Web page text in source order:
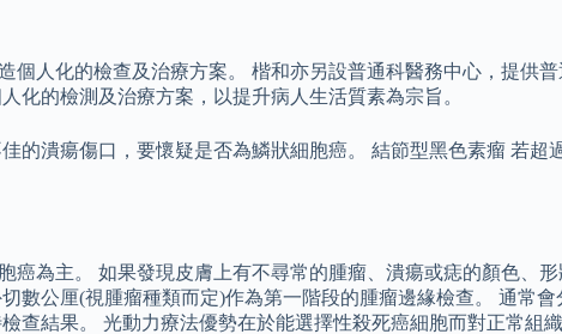
人化的檢查及治療方案。 楷和亦另設普通科醫務中心，提供普
化的檢測及治療方案，以提升病人生活質素為宗旨。
潰瘍傷口，要懷疑是否為鱗狀細胞癌。 結節型黑色素瘤 若超
為主。 如果發現皮膚上有不尋常的腫瘤、潰瘍或痣的顏色、
公厘(視腫瘤種類而定)作為第一階段的腫瘤邊緣檢查。 通常會
結果。 光動力療法優勢在於能選擇性殺死癌細胞而對正常組